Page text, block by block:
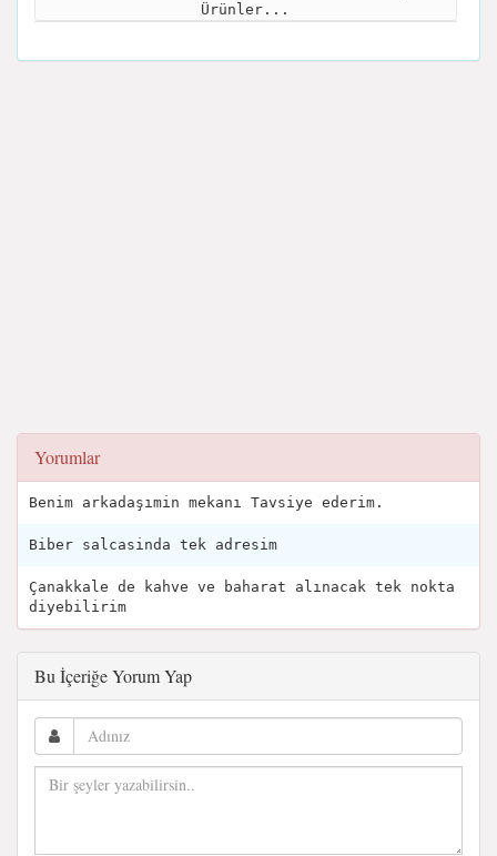
Ürünler...
Yorumlar
Benim arkadaşımin mekanı Tavsiye ederim.
Biber salcasinda tek adresim
Çanakkale de kahve ve baharat alınacak tek nokta
diyebilirim
Bu İçeriğe Yorum Yap